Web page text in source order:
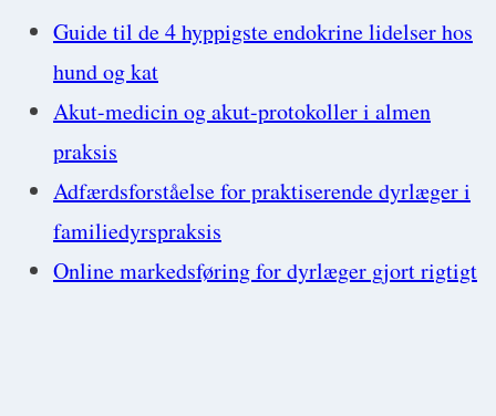
Guide til de 4 hyppigste endokrine lidelser hos
hund og kat
Akut-medicin og akut-protokoller i almen
praksis
Adfærdsforståelse for praktiserende dyrlæger i
familiedyrspraksis
Online markedsføring for dyrlæger gjort rigtigt